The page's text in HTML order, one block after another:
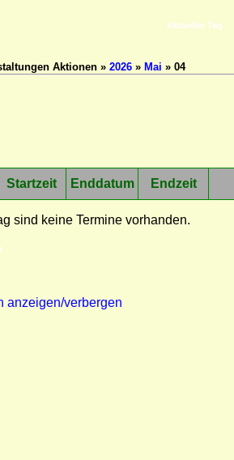
Aktueller Tag
Aktionen » 2026 » Mai » 04
Startzeit Enddatum Endzeit
sind keine Termine vorhanden.
anzeigen/verbergen